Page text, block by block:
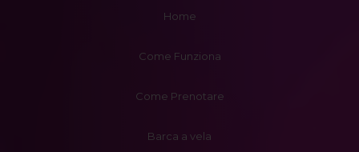
Home
Come Funziona
Come Prenotare
Barca a vela